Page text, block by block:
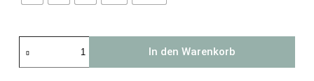
Giro
Limited
t-
In den Warenkorb